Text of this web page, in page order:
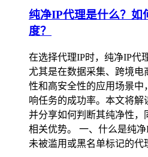
纯净IP代理是什么？如
度？
在选择代理IP时，纯净IP代
尤其是在数据采集、跨境电
性和高安全性的应用场景中
响任务的成功率。本文将解
并分享如何判断其纯净性，
相关优势。 一、什么是纯
未被滥用或黑名单标记的